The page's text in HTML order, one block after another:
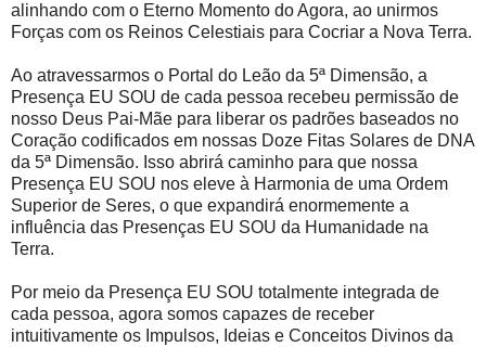
alinhando com o Eterno Momento do Agora, ao unirmos
Forças com os Reinos Celestiais para Cocriar a Nova Terra.
Ao atravessarmos o Portal do Leão da 5ª Dimensão, a
Presença EU SOU de cada pessoa recebeu permissão de
nosso Deus Pai-Mãe para liberar os padrões baseados no
Coração codificados em nossas Doze Fitas Solares de DNA
da 5ª Dimensão. Isso abrirá caminho para que nossa
Presença EU SOU nos eleve à Harmonia de uma Ordem
Superior de Seres, o que expandirá enormemente a
influência das Presenças EU SOU da Humanidade na
Terra.
Por meio da Presença EU SOU totalmente integrada de
cada pessoa, agora somos capazes de receber
intuitivamente os Impulsos, Ideias e Conceitos Divinos da